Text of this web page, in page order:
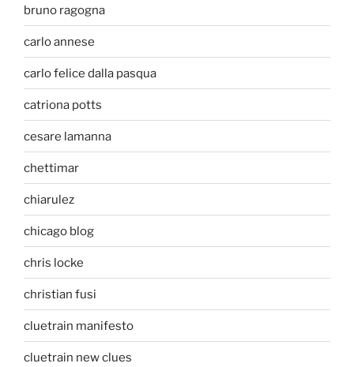
bruno ragogna
carlo annese
carlo felice dalla pasqua
catriona potts
cesare lamanna
chettimar
chiarulez
chicago blog
chris locke
christian fusi
cluetrain manifesto
cluetrain new clues